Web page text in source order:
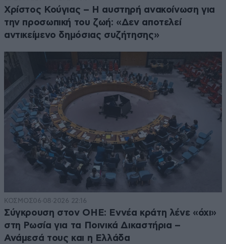
Χρίστος Κούγιας – Η αυστηρή ανακοίνωση για
την προσωπική του ζωή: «Δεν αποτελεί
αντικείμενο δημόσιας συζήτησης»
ΚΟΣΜΟΣ06·08·2026 22:16
Σύγκρουση στον ΟΗΕ: Εννέα κράτη λένε «όχι»
στη Ρωσία για τα Ποινικά Δικαστήρια –
Ανάμεσά τους και η Ελλάδα